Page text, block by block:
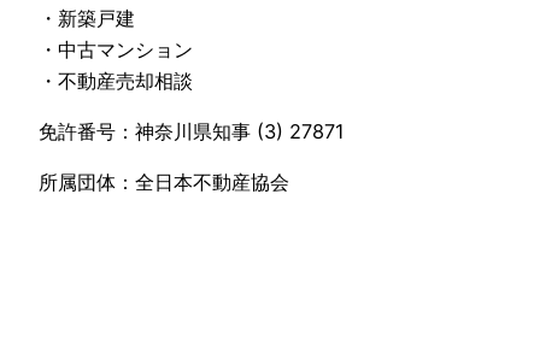
・新築戸建
・中古マンション
・不動産売却相談
免許番号：神奈川県知事 (3) 27871
所属団体：全日本不動産協会